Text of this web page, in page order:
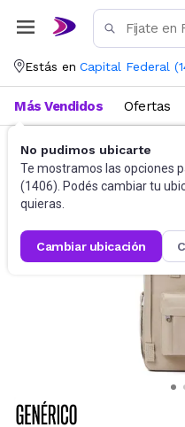
Estás en Capital Federal (
No pudimos ubicarte
Te mostramos las opciones
(1406). Podés cambiar tu
quieras.
cambiar ubicación
Más Vendidos Ofertas
Accesorios de Informática